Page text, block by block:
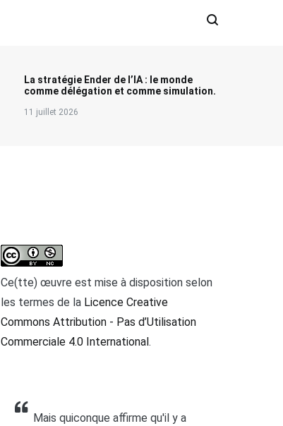
La stratégie Ender de l’IA : le monde
comme délégation et comme simulation.
11 juillet 2026
Ce(tte) œuvre est mise à disposition selon
les termes de la Licence Creative
Commons Attribution - Pas d’Utilisation
Commerciale 4.0 International .
Mais quiconque affirme qu'il y a